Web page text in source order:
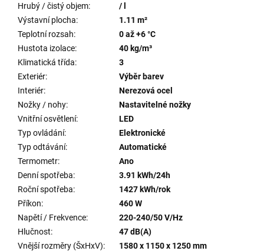
Hrubý / čistý objem:
/ l
Výstavní plocha:
1.11 m²
Teplotní rozsah:
0 až +6 °C
Hustota izolace:
40 kg/m³
Klimatická třída:
3
Exteriér:
Výběr barev
Interiér:
Nerezová ocel
Nožky / nohy:
Nastavitelné nožky
Vnitřní osvětlení:
LED
Typ ovládání:
Elektronické
Typ odtávání:
Automatické
Termometr:
Ano
Denní spotřeba:
3.91 kWh/24h
Roční spotřeba:
1427 kWh/rok
Příkon:
460 W
Napětí / Frekvence:
220-240/50 V/Hz
Hlučnost:
47 dB(A)
Vnější rozměry (ŠxHxV):
1580 x 1150 x 1250 mm